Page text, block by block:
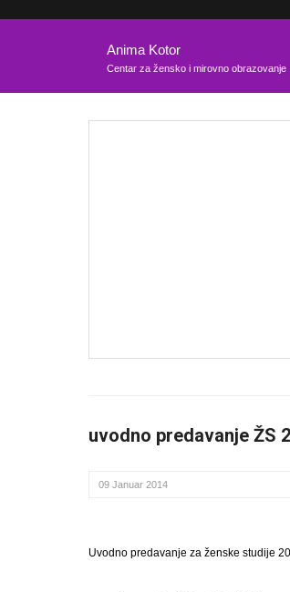
Anima Kotor
Centar za žensko i mirovno obrazovanje
uvodno predavanje ŽS
09 Januar 2014
Uvodno predavanje za ženske studije